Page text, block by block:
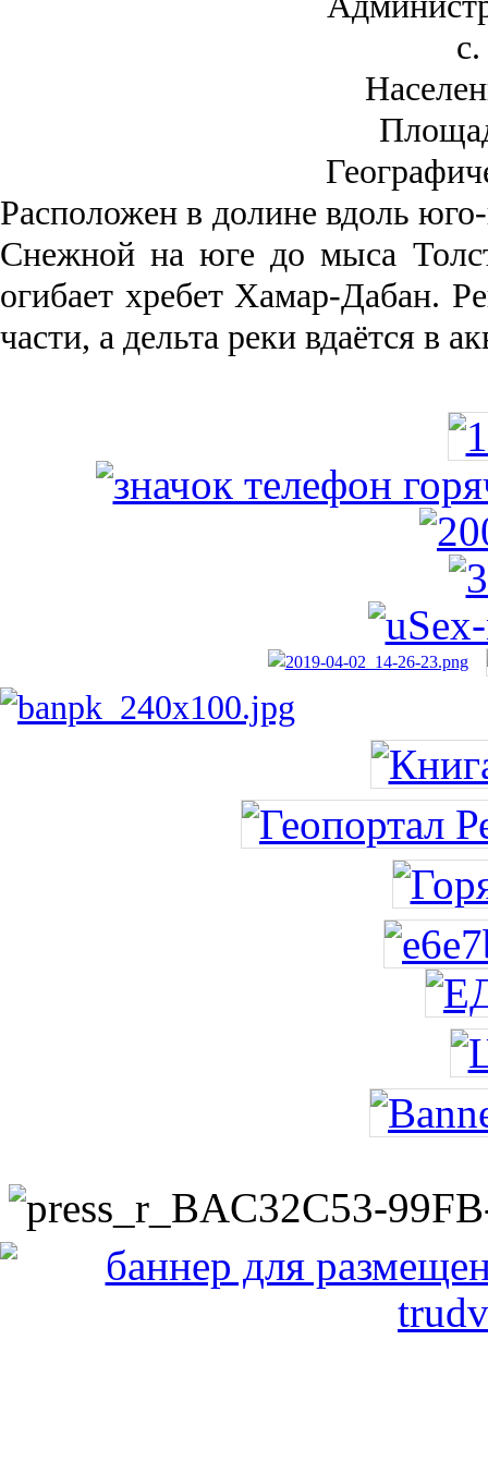
Рас­положен в долине вдоль
Снежной на юге до мыса
огибает хребет Хамар-Дабан.
части, а дельта реки вда­ётся в